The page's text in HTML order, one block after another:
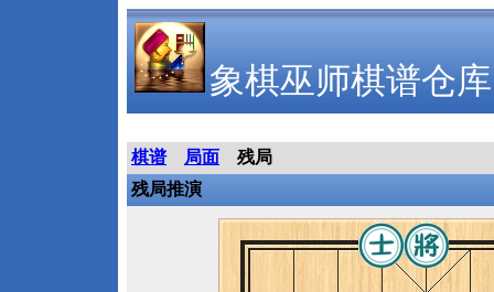
象棋巫师棋谱仓库
棋谱 局面
残局
残局推演